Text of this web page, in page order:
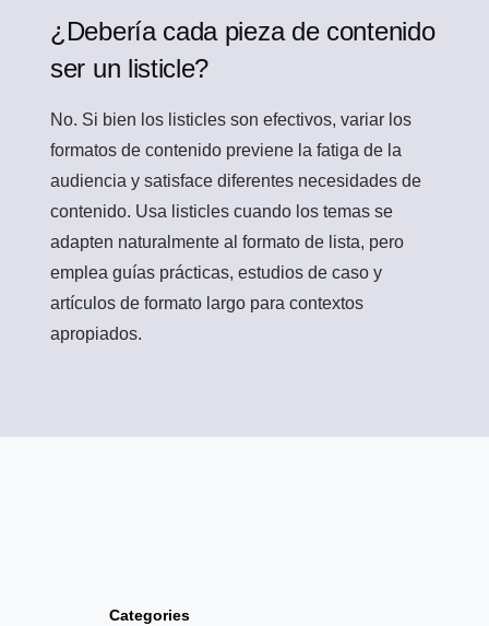
¿Debería cada pieza de contenido
ser un listicle?
No. Si bien los listicles son efectivos, variar los
formatos de contenido previene la fatiga de la
audiencia y satisface diferentes necesidades de
contenido. Usa listicles cuando los temas se
adapten naturalmente al formato de lista, pero
emplea guías prácticas, estudios de caso y
artículos de formato largo para contextos
apropiados.
Categories